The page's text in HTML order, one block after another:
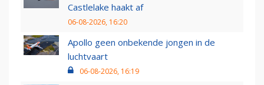
Castlelake haakt af
06-08-2026, 16:20
Apollo geen onbekende jongen in de
luchtvaart
06-08-2026, 16:19